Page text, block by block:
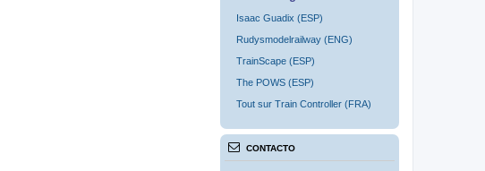
Isaac Guadix (ESP)
Rudysmodelrailway (ENG)
TrainScape (ESP)
The POWS (ESP)
Tout sur Train Controller (FRA)
CONTACTO